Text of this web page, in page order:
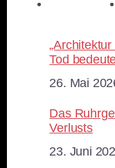
Tod
Datum
26. Mai
Das
Verlusts
Datum
23. Juni